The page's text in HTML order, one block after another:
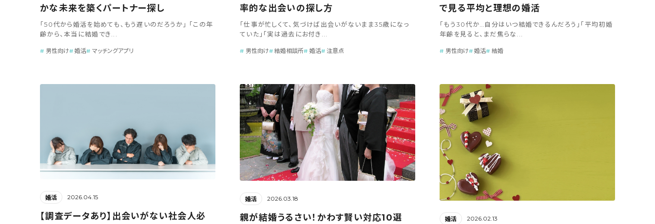
かな未来を築くパートナー探し
「50代から婚活を始めても、もう遅いのだろうか」 「この年
齢から、本当に結婚でき...
男性向け 婚活 マッチングアプリ
率的な出会いの探し方
「仕事が忙しくて、気づけば出会いがないまま35歳になっ
ていた」「実は過去にお付き...
男性向け 結婚相談所 婚活 注意点
で見る平均と理想の婚活
「もう30代か…自分はいつ結婚できるんだろう」「平均初婚
年齢を見ると、まだ焦らな...
男性向け 婚活 結婚
婚活 2026.04.15
【調査データあり】出会いがない社会人必
婚活 2026.03.18
親が結婚うるさい！かわす賢い対応10選
婚活 2026.02.13